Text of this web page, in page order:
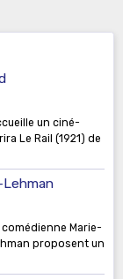
un ciné-
Le Rail (1921) de
Lehman
Marie-
proposent un